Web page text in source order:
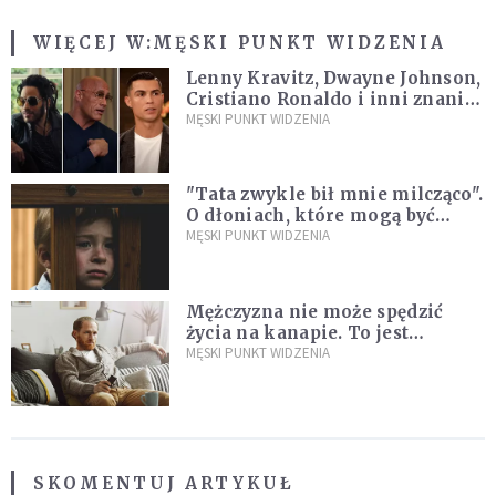
WIĘCEJ W:MĘSKI PUNKT WIDZENIA
Lenny Kravitz, Dwayne Johnson,
Cristiano Ronaldo i inni znani
mężczyźni o swoim ojcostwie
MĘSKI PUNKT WIDZENIA
"Tata zwykle bił mnie milcząco".
O dłoniach, które mogą być
narzędziem czułości, ale i
MĘSKI PUNKT WIDZENIA
Mężczyzna nie może spędzić
życia na kanapie. To jest
niezgodne z jego naturą
MĘSKI PUNKT WIDZENIA
SKOMENTUJ ARTYKUŁ